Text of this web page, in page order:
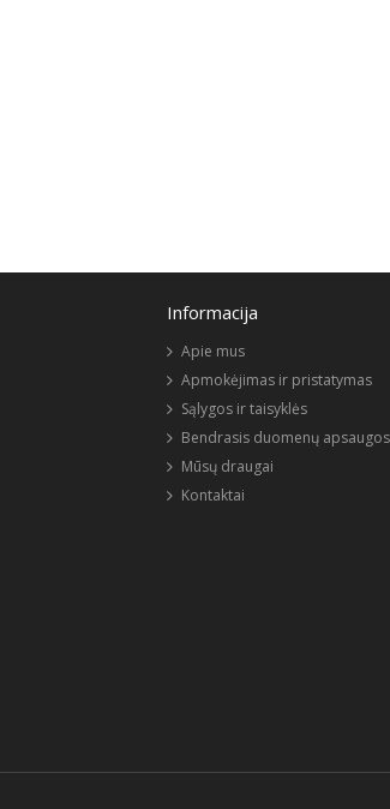
Informacija
Apie mus
Apmokėjimas ir pristatymas
Sąlygos ir taisyklės
Bendrasis duomenų
Mūsų draugai
Kontaktai